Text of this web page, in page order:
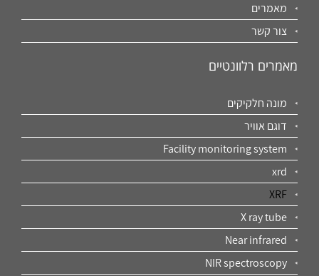
מאמרים
צור קשר
מאמרים רלוונטיים
מונה חלקיקים
דוגם אוויר
Facility monitoring system
xrd
XRF
X ray tube
Near infrared
NIR spectroscopy